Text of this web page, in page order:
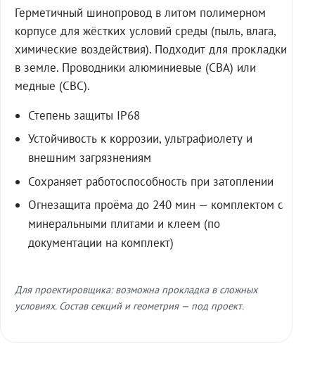
Герметичный шинопровод в литом полимерном
корпусе для жёстких условий среды (пыль, влага,
химические воздействия). Подходит для прокладки
в земле. Проводники алюминиевые (СВА) или
медные (СВС).
Степень защиты IP68
Устойчивость к коррозии, ультрафиолету и
внешним загрязнениям
Сохраняет работоспособность при затоплении
Огнезащита проёма до 240 мин — комплектом с
минеральными плитами и клеем (по
документации на комплект)
Для проектировщика: возможна прокладка в сложных
условиях. Состав секций и геометрия — под проект.